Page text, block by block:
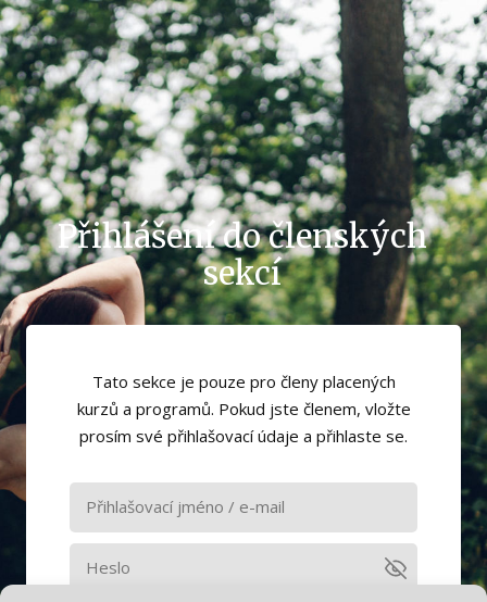
Přihlášení do členských
sekcí
Tato sekce je pouze pro členy placených
kurzů a programů. Pokud jste členem, vložte
prosím své přihlašovací údaje a přihlaste se.